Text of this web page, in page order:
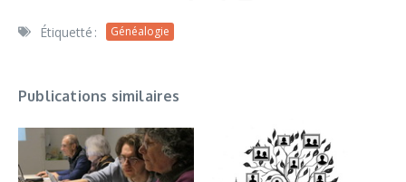
Étiquetté : Généalogie
Publications similaires